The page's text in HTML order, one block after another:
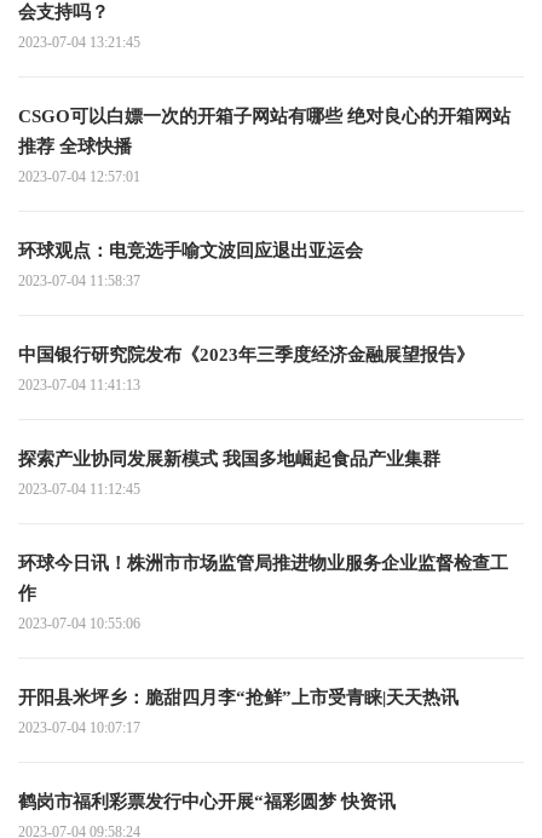
会支持吗？
2023-07-04 13:21:45
CSGO可以白嫖一次的开箱子网站有哪些 绝对良心的开箱网站
推荐 全球快播
2023-07-04 12:57:01
环球观点：电竞选手喻文波回应退出亚运会
2023-07-04 11:58:37
中国银行研究院发布《2023年三季度经济金融展望报告》
2023-07-04 11:41:13
探索产业协同发展新模式 我国多地崛起食品产业集群
2023-07-04 11:12:45
环球今日讯！株洲市市场监管局推进物业服务企业监督检查工
作
2023-07-04 10:55:06
开阳县米坪乡：脆甜四月李“抢鲜”上市受青睐|天天热讯
2023-07-04 10:07:17
鹤岗市福利彩票发行中心开展“福彩圆梦 快资讯
2023-07-04 09:58:24